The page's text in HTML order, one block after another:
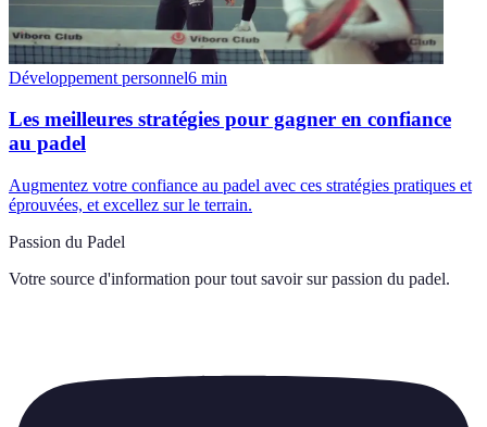
Développement personnel6 min
Les meilleures stratégies pour gagner en confiance
au padel
Augmentez votre confiance au padel avec ces stratégies pratiques et
éprouvées, et excellez sur le terrain.
Passion du Padel
Votre source d'information pour tout savoir sur passion du padel.